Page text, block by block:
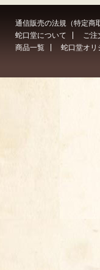
通信販売の法規（特定商
蛇口堂について
ご注
商品一覧
蛇口堂オリ